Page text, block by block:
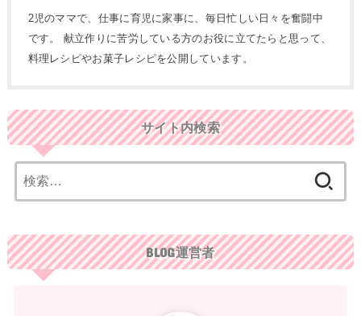
2児のママで、仕事に育児に家事に、毎日忙しい日々を奮闘中
です。 献立作りに苦労している方のお役に立てたらと思って、
料理レシピやお菓子レシピを公開しています。
サイト内検索
索:
BLOG運営者